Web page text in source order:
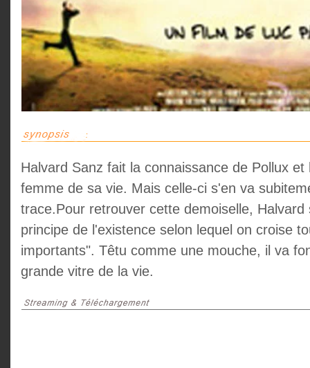
Halvard Sanz fait la connaissance de Pollux
femme de sa vie. Mais celle-ci s'en va
trace.Pour retrouver cette demoiselle,
principe de l'existence selon lequel on croise
importants". Têtu comme une mouche, il va
grande vitre de la vie.